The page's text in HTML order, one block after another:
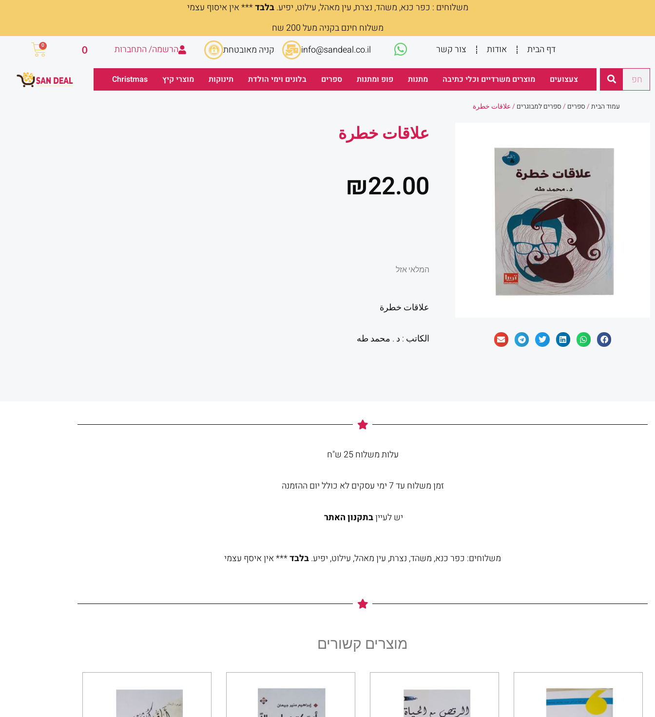
משלוחים : כפר כנא, משהד, נצרת, עין מאהל, עילוט, יפיע.בלבד*** אין איסוף עצמי
משלוח חינם בקניה מעל 200 שח
דף הבית
אודות צור קשר info@sandeal.co.il קניה מאובטחת הרשמה/ התחברות 0
0
עגלת
חיפוש צעצועים מוצרים משרדיים וכלי כתיבה מתנות פופ ומתנות ספרים בלונים וימי הולדת תינוקות מוצרי קיץ Christmas
עמוד הבית/ספרים /ספרים למבוגרים / علاقات خطرة
علاقات خطرة
₪22.00
המלאי אזל
علاقات خطرة
الكاتب : د . محمد طه
עלות משלוח 25 ש"ח
זמן משלוח עד 7 ימי עסקים לא כולל יום ההזמנה
יש לעייןבתקנון האתר
משלוחים: כפר כנא, משהד, נצרת, עין מאהל, עילוט, יפיע.בלבד*** אין איסף עצמי
מוצרים קשורים